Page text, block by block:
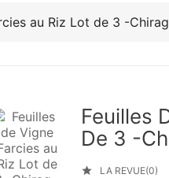
au Riz Lot de 3 -
Feuilles
De 3 -

LA REVUE(0)